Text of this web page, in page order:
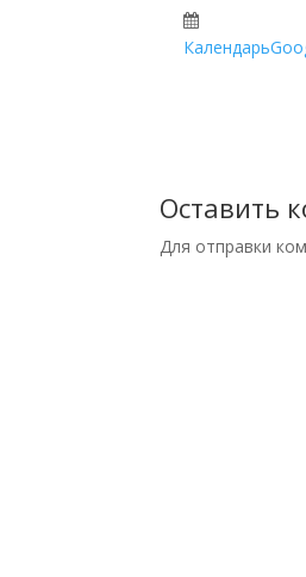
Календарь
Оставить
Для отправки